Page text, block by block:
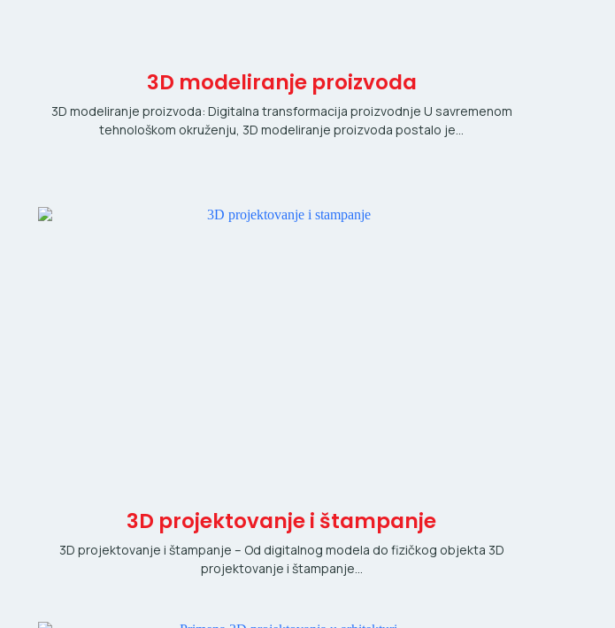
3D modeliranje proizvoda
3D modeliranje proizvoda: Digitalna transformacija proizvodnje U savremenom
tehnološkom okruženju, 3D modeliranje proizvoda postalo je…
3D projektovanje i štampanje
3D projektovanje i štampanje – Od digitalnog modela do fizičkog objekta 3D
projektovanje i štampanje…